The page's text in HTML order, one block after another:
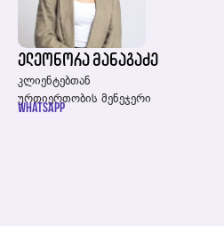
ელეონორა მანაგაძე
კლიენტებთან
ურთიერთობის მენეჯერი
Whatsapp